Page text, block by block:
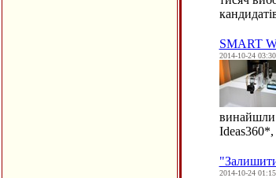
SMART
2014-10-24
винайшли
2014-10-24